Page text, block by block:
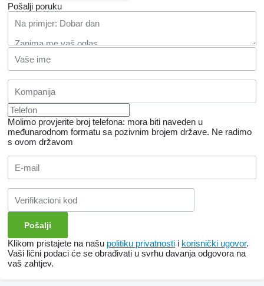
Pošalji poruku
Molimo provjerite broj telefona: mora biti naveden u
međunarodnom formatu sa pozivnim brojem države. Ne radimo
s ovom državom
Klikom pristajete na našu politiku privatnosti i korisnički ugovor.
Vaši lični podaci će se obrađivati ​​u svrhu davanja odgovora na
vaš zahtjev.